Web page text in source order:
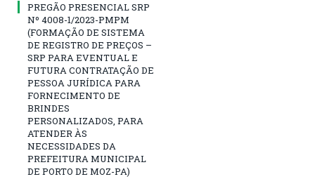
PREGÃO PRESENCIAL SRP
Nº 4008-1/2023-PMPM
(FORMAÇÃO DE SISTEMA
DE REGISTRO DE PREÇOS –
SRP PARA EVENTUAL E
FUTURA CONTRATAÇÃO DE
PESSOA JURÍDICA PARA
FORNECIMENTO DE
BRINDES
PERSONALIZADOS, PARA
ATENDER ÀS
NECESSIDADES DA
PREFEITURA MUNICIPAL
DE PORTO DE MOZ-PA)